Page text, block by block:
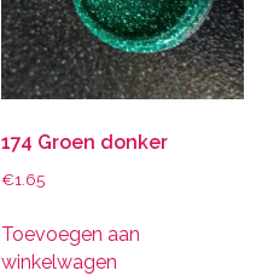
174 Groen donker
€1.65
Toevoegen aan
winkelwagen